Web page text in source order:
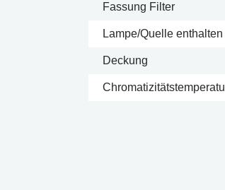
Fassung Filter
Lampe/Quelle enthalten
Deckung